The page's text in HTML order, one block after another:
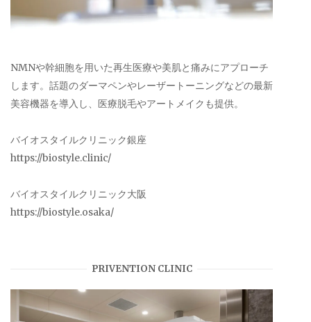
NMNや幹細胞を用いた再生医療や美肌と痛みにアプローチ
します。話題のダーマペンやレーザートーニングなどの最新
美容機器を導入し、医療脱毛やアートメイクも提供。
バイオスタイルクリニック銀座
https://biostyle.clinic/
バイオスタイルクリニック大阪
https://biostyle.osaka/
PRIVENTION CLINIC